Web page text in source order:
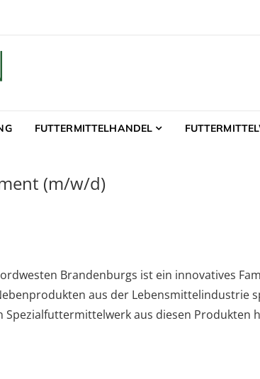
– Futtermittelwerk
FUTTERMITTELHANDEL
(m/w/d)
Brandenburgs ist ein innovatives
aus der Lebensmittelindustrie
aus diesen Produkten